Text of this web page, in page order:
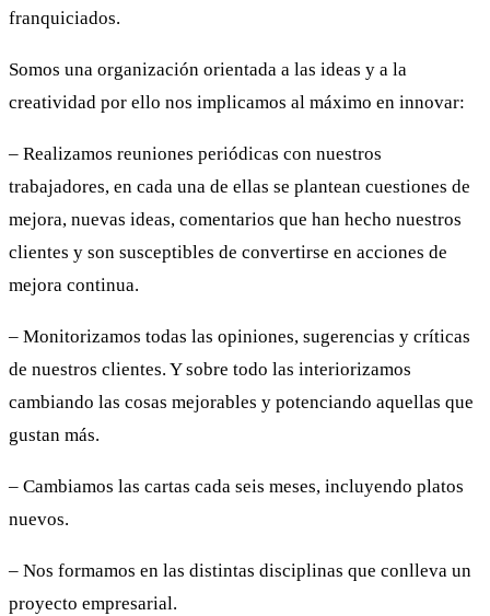
franquiciados.
Somos una organización orientada a las ideas y a la
creatividad por ello nos implicamos al máximo en innovar:
– Realizamos reuniones periódicas con nuestros
trabajadores, en cada una de ellas se plantean cuestiones de
mejora, nuevas ideas, comentarios que han hecho nuestros
clientes y son susceptibles de convertirse en acciones de
mejora continua.
– Monitorizamos todas las opiniones, sugerencias y críticas
de nuestros clientes. Y sobre todo las interiorizamos
cambiando las cosas mejorables y potenciando aquellas que
gustan más.
– Cambiamos las cartas cada seis meses, incluyendo platos
nuevos.
– Nos formamos en las distintas disciplinas que conlleva un
proyecto empresarial.